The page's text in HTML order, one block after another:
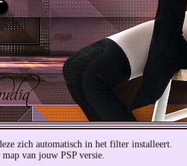
zich automatisch in het filter installeert.
van jouw PSP versie.